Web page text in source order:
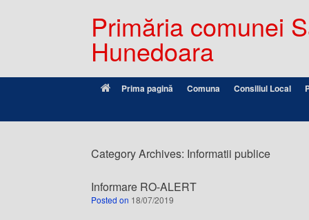
Primăria comunei
Hunedoara
Prima pagină Comuna Consiliul Local
Category Archives: Informatii publice
Informare RO-ALERT
Posted on 18/07/2019